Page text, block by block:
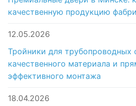
качественную продукцию
12.05.2026
Тройники для трубопроводных
качественного материала и
эффективного монтажа
18.04.2026